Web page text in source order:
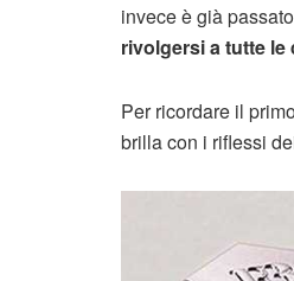
invece è già
rivolgersi a tutte le
Per ricordare il
brilla con i riflessi